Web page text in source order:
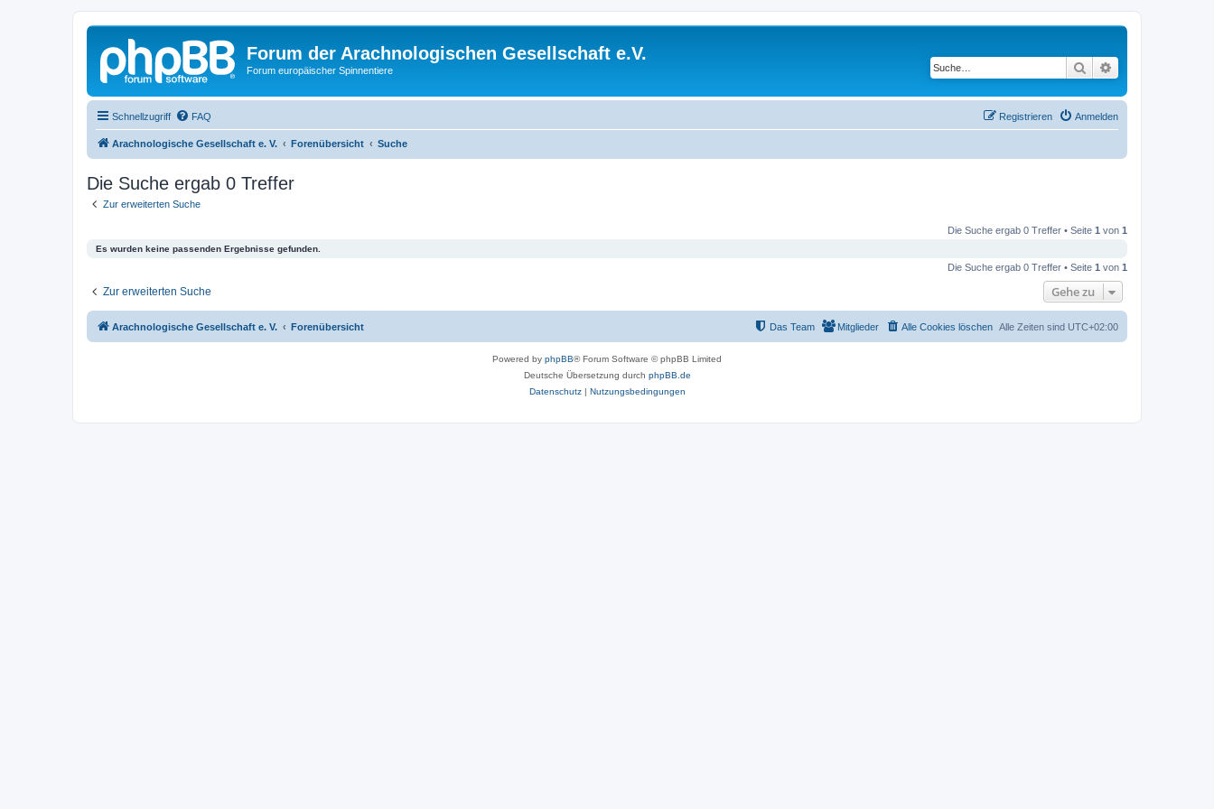
Forum der Arachnologischen Gesellschaft e.V.
Forum europäischer Spinnentiere Suche
Schnellzugriff FAQ Anmelden
Registrieren
Arachnologische Gesellschaft e. V. Forenübersicht Suche
Die Suche ergab 0 Treffer
Zur erweiterten Suche
Die Suche ergab 0 Treffer • Seite 1 von 1
Es wurden keine passenden Ergebnisse gefunden.
Die Suche ergab 0 Treffer • Seite 1 von 1
Zur erweiterten Suche Gehe zu
Arachnologische Gesellschaft e. V. Forenübersicht Alle Zeiten sind UTC+02:00
Alle Cookies löschen
Mitglieder
Das Team
Powered by phpBB® Forum Software © phpBB Limited
Deutsche Übersetzung durch phpBB.de
Datenschutz| Nutzungsbedingungen